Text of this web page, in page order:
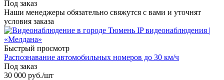
Под заказ
Наши менеджеры обязательно свяжутся с вами и уточнят
условия заказа
Быстрый просмотр
Распознавание автомобильных номеров до 30 км/ч
Под заказ
30 000 руб./шт